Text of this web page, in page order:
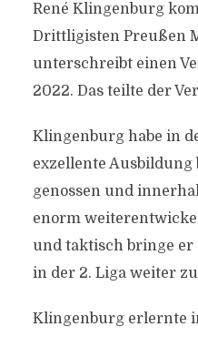
René Klingenburg
Drittligisten Preußen
unterschreibt einen
2022. Das teilte der
Klingenburg habe in
exzellente Ausbildung
genossen und
enorm
und taktisch bringe er
in der 2. Liga weiter
Klingenburg erlernte